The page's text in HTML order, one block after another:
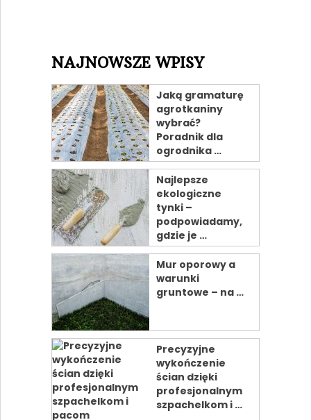
NAJNOWSZE WPISY
Jaką gramaturę
agrotkaniny
wybrać?
Poradnik dla
ogrodnika …
Najlepsze
ekologiczne
tynki –
podpowiadamy,
gdzie je …
Mur oporowy a
warunki
gruntowe – na …
Precyzyjne
wykończenie
ścian dzięki
profesjonalnym
szpachelkom i …